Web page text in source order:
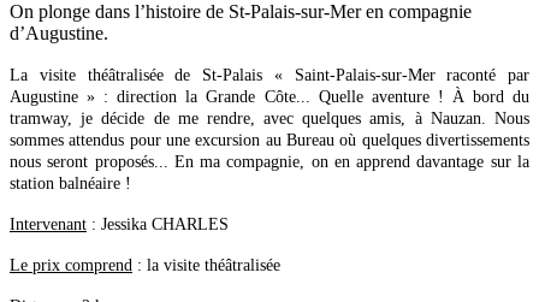
On plonge dans l’histoire de St-Palais-sur-Mer en compagnie
d’Augustine.
La visite théâtralisée de St-Palais « Saint-Palais-sur-Mer raconté par
Augustine » : direction la Grande Côte... Quelle aventure ! À bord du
tramway, je décide de me rendre, avec quelques amis, à Nauzan. Nous
sommes attendus pour une excursion au Bureau où quelques divertissements
nous seront proposés... En ma compagnie, on en apprend davantage sur la
station balnéaire !
Intervenant : Jessika CHARLES
Le prix comprend : la visite théâtralisée